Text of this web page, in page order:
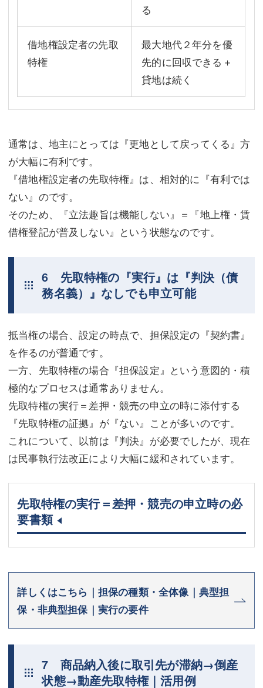
る
借地権設定者の先取
特権
最大地代２年分を優
先的に回収できる＋
貸地は続く
通常は、地主にとっては『更地として戻ってくる』方
が大幅に有利です。
『借地権設定者の先取特権』は、相対的に『有利では
ない』のです。
そのため、『立法趣旨は機能しない』＝『地上権・賃
借権登記が普及しない』という状態なのです。
6 先取特権の『実行』は『判決（債
務名義）』なしでも申立可能
抵当権の場合、設定の時点で、担保設定の『契約書』
を作るのが普通です。
一方、先取特権の場合『担保設定』という意図的・積
極的なプロセスは通常ありません。
先取特権の実行＝差押・競売の申立の時に添付する
『先取特権の証拠』が『ない』ことが多いのです。
これについて、以前は『判決』が必要でしたが、現在
は民事執行法改正により大幅に緩和されています。
先取特権の実行＝差押・競売の申立時の必
要書類
詳しくはこちら｜担保の種類・全体像｜典型担
保・非典型担保｜実行の要件
7 商品納入後に取引先が滞納→倒産
状態→動産先取特権｜活用例